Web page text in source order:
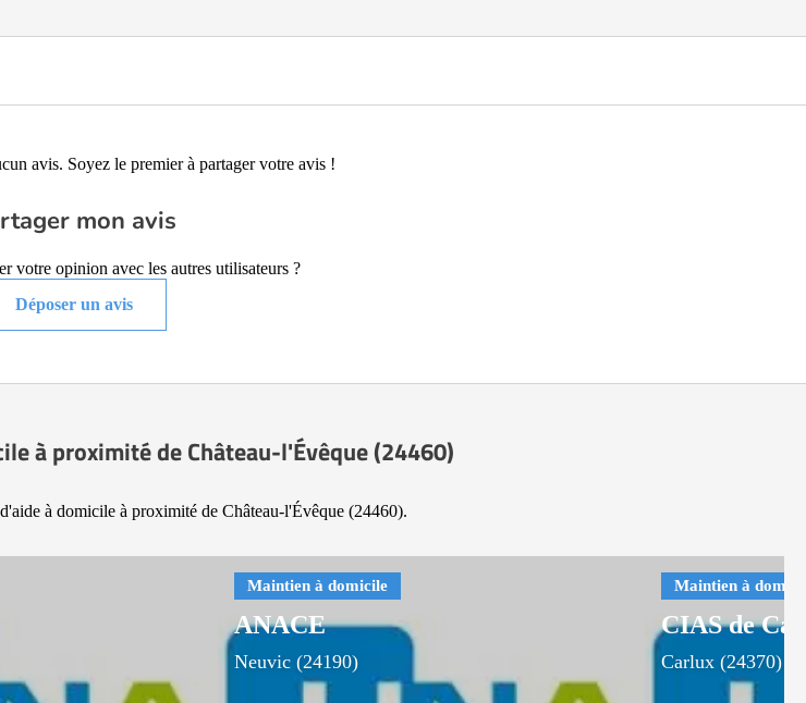
avis. Soyez le premier à partager votre avis !
mon avis
votre opinion avec les autres utilisateurs ?
Déposer un avis
à proximité de Château-l'Évêque (24460)
à domicile à proximité de Château-l'Évêque (24460).
ANACE
Neuvic (24190)
CIAS de
Carlux (24370)